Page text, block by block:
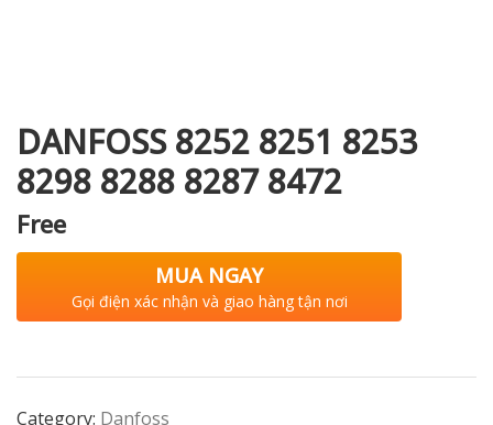
DANFOSS 8252 8251 8253
8298 8288 8287 8472
Free
MUA NGAY
Gọi điện xác nhận và giao hàng tận nơi
Category: Danfoss